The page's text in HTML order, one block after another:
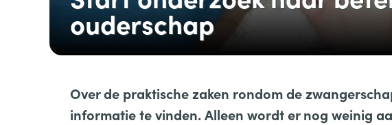
ouderschap
Over de praktische zaken rondom de
informatie te vinden. Alleen wordt er nog weinig